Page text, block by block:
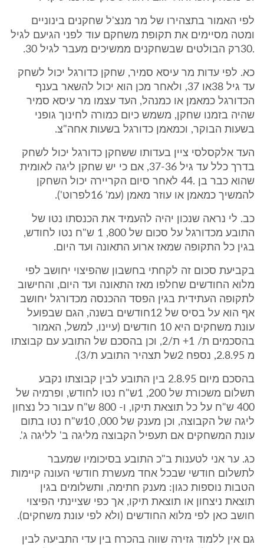
לפי האמור בתצהירו של מר מנצ'ל שחקנים בינוניים
ומטה מסיימים את תקופת משחקם עוד לפני הגיעם לגיל
.30רק הבולטים שבשחקנים ממשיכים מעבר לגיל 30.
כא. לפי עדות מר עיסא סמיר, שחקן כדורגל יכול לשחק
עד גיל 38או 37, ולאחר מכן הוא יכול להשאר בענף
הכדורגל כמאמן או כמנהל, העד עצמו מר עיסא סמיר
שהיה בזמנו שחקן, משמש כיום כמורה לחינוך גופני
בשעות הבוקר, וכמאמן כדורגל בשעות אחה"צ.
העד אלקסלסי ציין בעדותו ששחקן כדורגל יכול לשחק
בדרך כלל עד גיל 37-36, אם כי יש שחקן ליגה לאומית
שהוא כבר בן .44 לאחר סיום הקריירה יכול השחקן
להמשיך כמאמן או עוזר מאמן (עמ' 16לפרוט').
כב. לי נראה שנכון יהיה להעמיד את הכנסתו נטו של
התובע מכדורגל על סכום של 800, 1 ש"ח נטו לחודש,
בגין כל התקופה שמאז ארוע התאונה ועד היום.
בקביעת סכום זה לקחתי בחשבון שהפיצוי יחושב לפי
מלוא החודשים שחלפו מאז התאונה ועד היום, והחישוב
לתקופה העתידית בגין הפסד ההכנסה מכדורגל יחושב
אף הוא על בסיס של 12חודשים בשנה, הגם שבפועל
עונת משחקים היא 10 חודשים (עיינו, למשל, האמור
בהסכמים ת/ 1+ ת/2, וכן בהסכם של התובע עם קבוצתו
מ 2.8.95, נספח 2של תצהיר התובע ת/3).
בהסכם מיום 2.8.95 בין התובע לבין קבוצתו נקבע
תשלום משכורת של 200, 1ש"ח נטו לחודש, ופרמיה של
400 ש"ח על כל תוצאת תיקו, ו- 800 ש"ח עבור כל נצחון
ליגה של הקבוצה, וכן מענק של 000, 10ש"ח נטו בתום
עונת המשחקים אם תעפיל הקבוצה מליגה ב' לליגה ג'.
כג. ער אני לטענות ב"כ התובע בסיכומיו שמעבר
לתשלום חודשי שבכל אחד מעשרת חודשי העונה קיימות
הטבות נוספות כגון: מענק חתימה, ותשלומים בגין
תוצאת ניצחון או תוצאת תיקו, אך כפי שציינתי הפיצוי
חושב כאן לפי מלוא החודשים (ולא לפי עונת משחקים).
גם אין ללמוד גזירה שווה בהכרח בין עדי התביעה לבין